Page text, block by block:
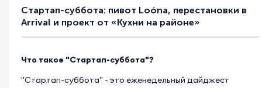
Стартап-суббота: пивот Loóna, перестановки в
Arrival и проект от «Кухни на районе»
Что такое "Стартап-суббота"?
"Стартап-суббота" - это еженедельный дайджест